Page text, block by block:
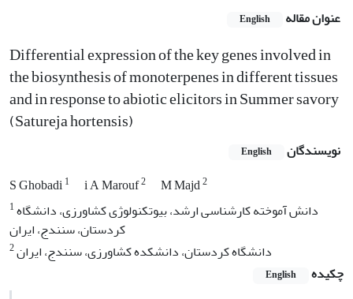
عنوان مقاله English
Differential expression of the key genes involved in
the biosynthesis of monoterpenes in different tissues
and in response to abiotic elicitors in Summer savory
(Satureja hortensis)
نویسندگان English
S Ghobadi1 i A Marouf2 M Majd2
1
کردستان، سنندج، ایران
2دانشگاه کردستان، دانشکده کشاورزی، سنندج، ایران
چکیده
English